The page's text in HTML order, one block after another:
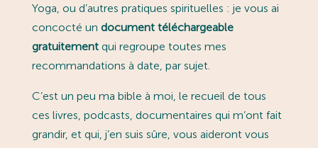
Yoga, ou d’autres pratiques spirituelles : je vous ai
concocté un document téléchargeable
gratuitementqui regroupe toutes mes
recommandations à date, par sujet.
C’est un peu ma bible à moi, le recueil de tous
ces livres, podcasts, documentaires qui m’ont fait
grandir, et qui, j’en suis sûre, vous aideront vous